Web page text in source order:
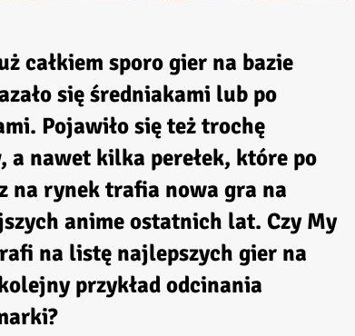
całkiem sporo gier na bazie
się średniakami lub po
Pojawiło się też trochę
nawet kilka perełek, które po
na rynek trafia nowa gra na
anime ostatnich lat. Czy My
na listę najlepszych gier na
przykład odcinania